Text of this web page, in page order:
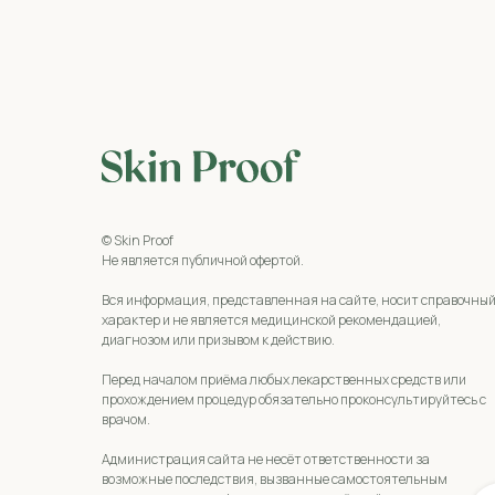
© Skin Proof
Не является публичной офертой.
Вся информация, представленная на сайте, носит справочный
характер и не является медицинской рекомендацией,
диагнозом или призывом к действию.
Перед началом приёма любых лекарственных средств или
прохождением процедур обязательно проконсультируйтесь с
врачом.
Администрация сайта не несёт ответственности за
возможные последствия, вызванные самостоятельным